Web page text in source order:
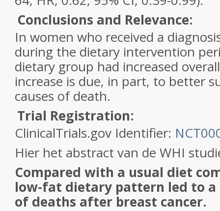
Conclusions and Relevance:
In women who received a
during the dietary intervention
dietary group had increased
increase is due, in part, to better
causes of death.
Trial Registration:
ClinicalTrials.gov Identifier:
Hier het abstract van de WHI
Compared with a usual diet
low-fat dietary pattern led to a
of deaths after breast cancer.